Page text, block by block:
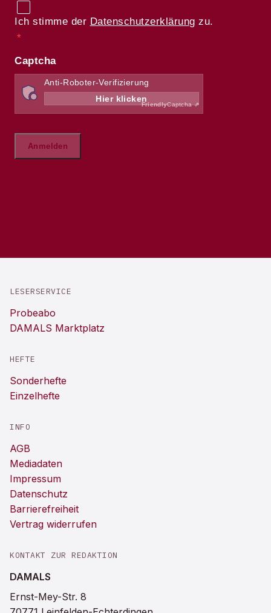
LESERSERVICE
Probeabo
DAMALS Marktplatz
HEFTE
Sonderhefte
Einzelhefte
INFO
AGB
Mediadaten
Impressum
Datenschutz
Barrierefreiheit
Vertrag widerrufen
KONTAKT ZUR REDAKTION
DAMALS
Ernst-Mey-Str. 8